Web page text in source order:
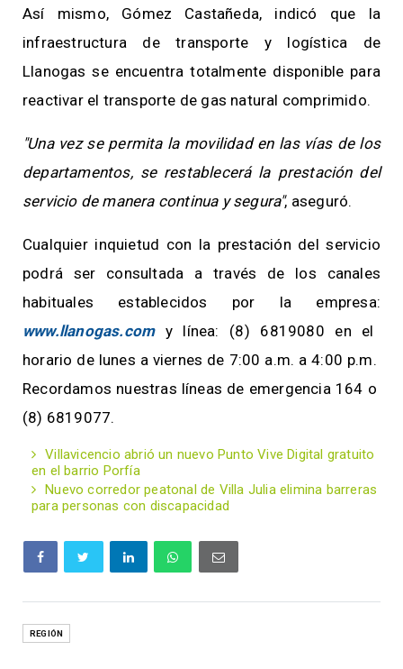
Así mismo, Gómez Castañeda, indicó que la
infraestructura de transporte y logística de
Llanogas se encuentra totalmente disponible para
reactivar el transporte de gas natural comprimido.
"Una vez se permita la movilidad en las vías de los
departamentos, se restablecerá la prestación del
servicio de manera continua y segura", aseguró.
Cualquier inquietud con la prestación del servicio
podrá ser consultada a través de los canales
habituales establecidos por la empresa:
www.llanogas.comy línea: (8) 6819080 en el
horario de lunes a viernes de 7:00 a.m. a 4:00 p.m.
Recordamos nuestras líneas de emergencia 164 o
(8) 6819077.
Villavicencio abrió un nuevo Punto Vive Digital gratuito
en el barrio Porfía
Nuevo corredor peatonal de Villa Julia elimina barreras
para personas con discapacidad
REGIÓN